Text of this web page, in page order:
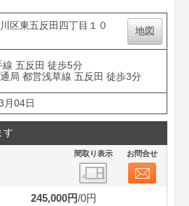
区東五反田四丁目１０
地図
線 五反田 徒歩5分
局 都営浅草線 五反田 徒歩3分
月04日
す
間取り表示 お問合せ
245,000円 0円